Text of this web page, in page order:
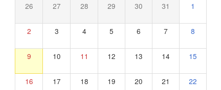
26 27 28 29 30 31 1
2 3 4 5 6 7 8
9 10 11 12 13 14 15
16 17 18 19 20 21 22